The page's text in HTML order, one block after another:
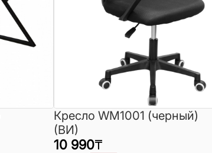
Кресло WM1001 (черный)
(ВИ)
10 990₸